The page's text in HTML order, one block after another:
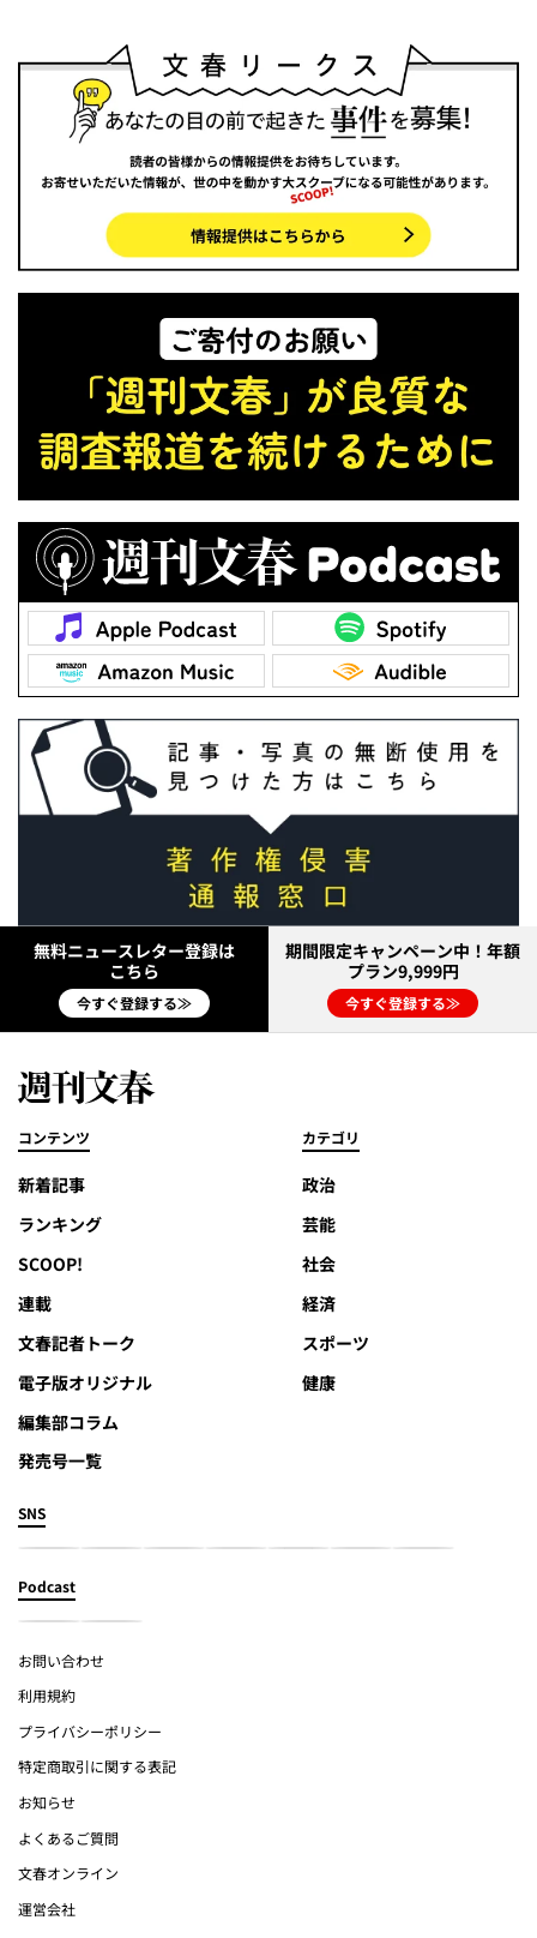
無料ニュースレター登録は
こちら
今すぐ登録する≫
期間限定キャンペーン中！年額
プラン9,999円
今すぐ登録する≫
コンテンツ
新着記事
ランキング
SCOOP!
連載
文春記者トーク
電子版オリジナル
編集部コラム
発売号一覧
カテゴリ
政治
芸能
社会
経済
スポーツ
健康
SNS
Podcast
お問い合わせ
利用規約
プライバシーポリシー
特定商取引に関する表記
お知らせ
よくあるご質問
文春オンライン
運営会社